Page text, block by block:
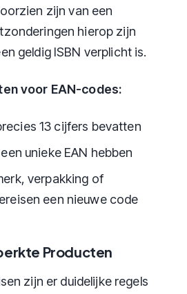
zijn van een
hierop zijn
geldig ISBN verplicht is.
voor EAN-codes:
13 cijfers bevatten
unieke EAN hebben
verpakking of
een nieuwe code
Producten
zijn er duidelijke regels